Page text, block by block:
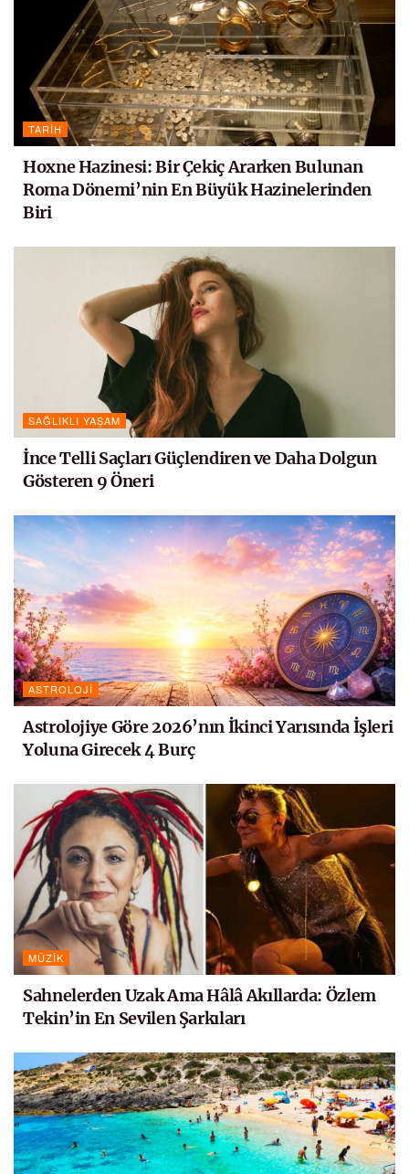
TARIH
Hoxne Hazinesi: Bir Çekiç Ararken Bulunan
Roma Dönemi’nin En Büyük Hazinelerinden
Biri
SAĞLIKLI YAŞAM
İnce Telli Saçları Güçlendiren ve Daha Dolgun
Gösteren 9 Öneri
ASTROLOJI
Astrolojiye Göre 2026’nın İkinci Yarısında İşleri
Yoluna Girecek 4 Burç
MÜZIK
Sahnelerden Uzak Ama Hâlâ Akıllarda: Özlem
Tekin’in En Sevilen Şarkıları